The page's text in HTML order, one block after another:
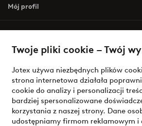
Twoje pliki cookie – Twój
Jotex używa niezbędnych plików
strona internetowa działała
cookie do analizy i personalizacji
bardziej spersonalizowane
korzystania z naszej strony. Dane
udostępniamy firmom reklamowym i
Mój profil
Warunki